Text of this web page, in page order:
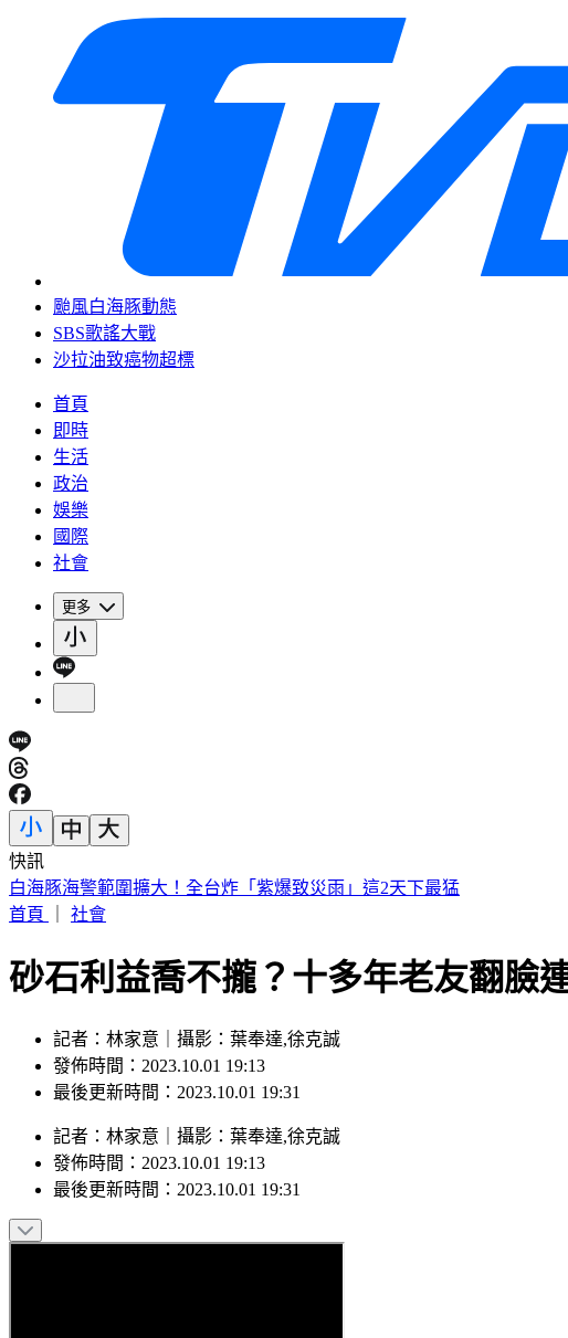
颱風白海豚動態
SBS歌謠大戰
沙拉油致癌物超標
首頁
即時
生活
政治
娛樂
國際
社會
更多
快訊
白海豚海警範圍擴大！全台炸「紫爆致災雨」這2天下最猛
首頁
社會
砂石利益喬不攏？十多年老友翻臉
記者：林家意｜攝影：葉奉達,徐克誠
發佈時間：2023.10.01 19:13
最後更新時間：2023.10.01 19:31
記者 ： 林家意 攝影 ： 葉奉達,徐克誠
發佈時間： 2023.10.01 19:13
最後更新時間： 2023.10.01 19:31